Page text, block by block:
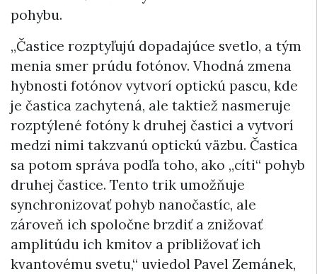
pohybu.
„Častice rozptyľujú dopadajúce svetlo, a tým
menia smer prúdu fotónov. Vhodná zmena
hybnosti fotónov vytvorí optickú pascu, kde
je častica zachytená, ale taktiež nasmeruje
rozptýlené fotóny k druhej častici a vytvorí
medzi nimi takzvanú optickú väzbu. Častica
sa potom správa podľa toho, ako „cíti“ pohyb
druhej častice. Tento trik umožňuje
synchronizovať pohyb nanočastíc, ale
zároveň ich spoločne brzdiť a znižovať
amplitúdu ich kmitov a približovať ich
kvantovému svetu,“ uviedol Pavel Zemánek,